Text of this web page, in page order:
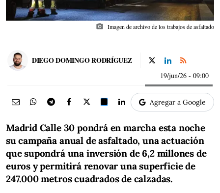
photo_camera Imagen de archivo de los trabajos de asfaltado
DIEGO DOMINGO RODRÍGUEZ
19/jun/26 - 09:00
Agregar a Google
Madrid Calle 30 pondrá en marcha esta noche
su campaña anual de asfaltado, una actuación
que supondrá una inversión de 6,2 millones de
euros y permitirá renovar una superficie de
247.000 metros cuadrados de calzadas.